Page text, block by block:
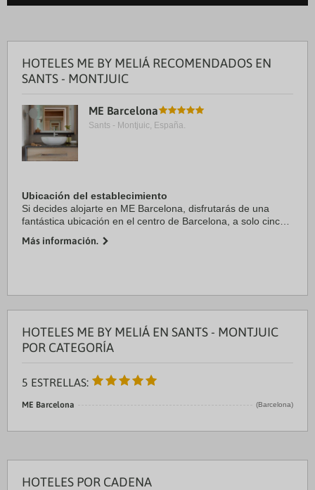
HOTELES ME BY MELIÁ RECOMENDADOS EN
SANTS - MONTJUIC
ME Barcelona
Sants - Montjuic, España.
Ubicación del establecimiento
Si decides alojarte en ME Barcelona, disfrutarás de una
fantástica ubicación en el centro de Barcelona, a solo cinco
este hotel de lujo se encuentra ...
Más información.
HOTELES ME BY MELIÁ EN SANTS - MONTJUIC
POR CATEGORÍA
5 ESTRELLAS:
ME Barcelona (Barcelona)
HOTELES POR CADENA